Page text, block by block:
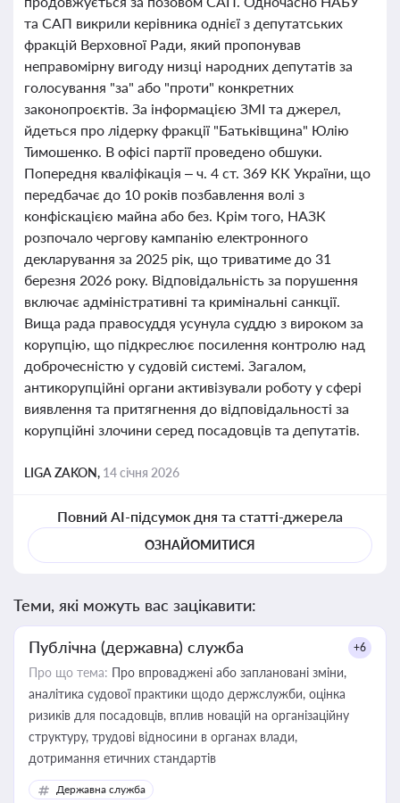
та САП викрили керівника однієї з депутатських
фракцій Верховної Ради, який пропонував
неправомірну вигоду низці народних депутатів за
голосування "за" або "проти" конкретних
законопроєктів. За інформацією ЗМІ та джерел,
йдеться про лідерку фракції "Батьківщина" Юлію
Тимошенко. В офісі партії проведено обшуки.
Попередня кваліфікація – ч. 4 ст. 369 КК України, що
передбачає до 10 років позбавлення волі з
конфіскацією майна або без. Крім того, НАЗК
розпочало чергову кампанію електронного
декларування за 2025 рік, що триватиме до 31
березня 2026 року. Відповідальність за порушення
включає адміністративні та кримінальні санкції.
Вища рада правосуддя усунула суддю з вироком за
корупцію, що підкреслює посилення контролю над
доброчесністю у судовій системі. Загалом,
антикорупційні органи активізували роботу у сфері
виявлення та притягнення до відповідальності за
корупційні злочини серед посадовців та депутатів.
LIGA ZAKON, 14 січня 2026
Повний AI-підсумок дня та статті-джерела
ОЗНАЙОМИТИСЯ
Теми, які можуть вас зацікавити:
Публічна (державна) служба +6
Про що тема: Про впроваджені або заплановані зміни,
аналітика судової практики щодо держслужби, оцінка
ризиків для посадовців, вплив новацій на організаційну
структуру, трудові відносини в органах влади,
дотримання етичних стандартів
Державна служба